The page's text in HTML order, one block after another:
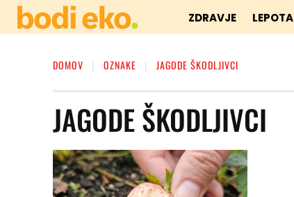
ZDRAVJE LEPOTA
DOMOV OZNAKE JAGODE ŠKODLJIVCI
JAGODE ŠKODLJIVCI